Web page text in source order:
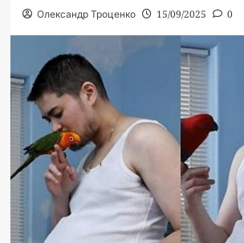
Олександр Троценко 15/09/2025 0